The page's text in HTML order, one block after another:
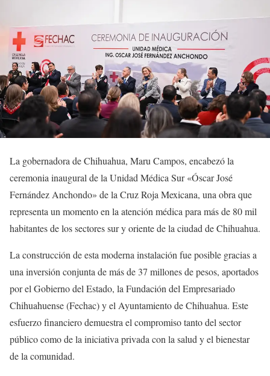
La gobernadora de Chihuahua, Maru Campos, encabezó la
ceremonia inaugural de la Unidad Médica Sur «Óscar José
Fernández Anchondo» de la Cruz Roja Mexicana, una obra que
representa un momento en la atención médica para más de 80 mil
habitantes de los sectores sur y oriente de la ciudad de Chihuahua.
La construcción de esta moderna instalación fue posible gracias a
una inversión conjunta de más de 37 millones de pesos, aportados
por el Gobierno del Estado, la Fundación del Empresariado
Chihuahuense (Fechac) y el Ayuntamiento de Chihuahua. Este
esfuerzo financiero demuestra el compromiso tanto del sector
público como de la iniciativa privada con la salud y el bienestar
de la comunidad.